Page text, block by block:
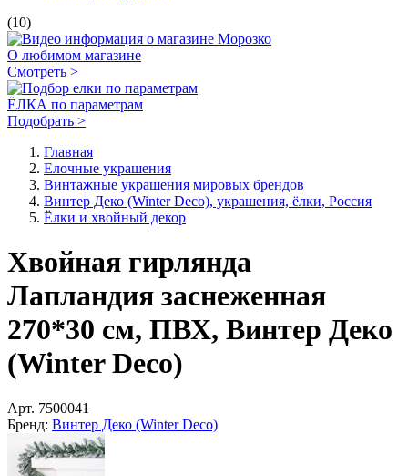
(10)
О любимом магазине
Смотреть >
ЁЛКА по параметрам
Подобрать >
Главная
Елочные украшения
Винтажные украшения мировых брендов
Винтер Деко (Winter Deco), украшения, ёлки, Россия
Ёлки и хвойный декор
Хвойная гирлянда
Лапландия заснеженная
270*30 см, ПВХ, Винтер Деко
(Winter Deco)
Арт. 7500041
Бренд: Винтер Деко (Winter Deco)